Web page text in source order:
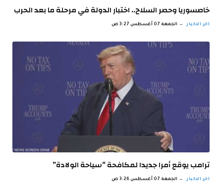
خاصسوريا وحصر السلاح.. اختبار الدولة في مرحلة ما بعد الحرب
اخر الاخبار الجمعة 07 أغسطس 3:27 ص
ترامب يوقع أمرا جديدا لمكافحة “سياحة الولادة”
اخر الاخبار الجمعة 07 أغسطس 3:26 ص